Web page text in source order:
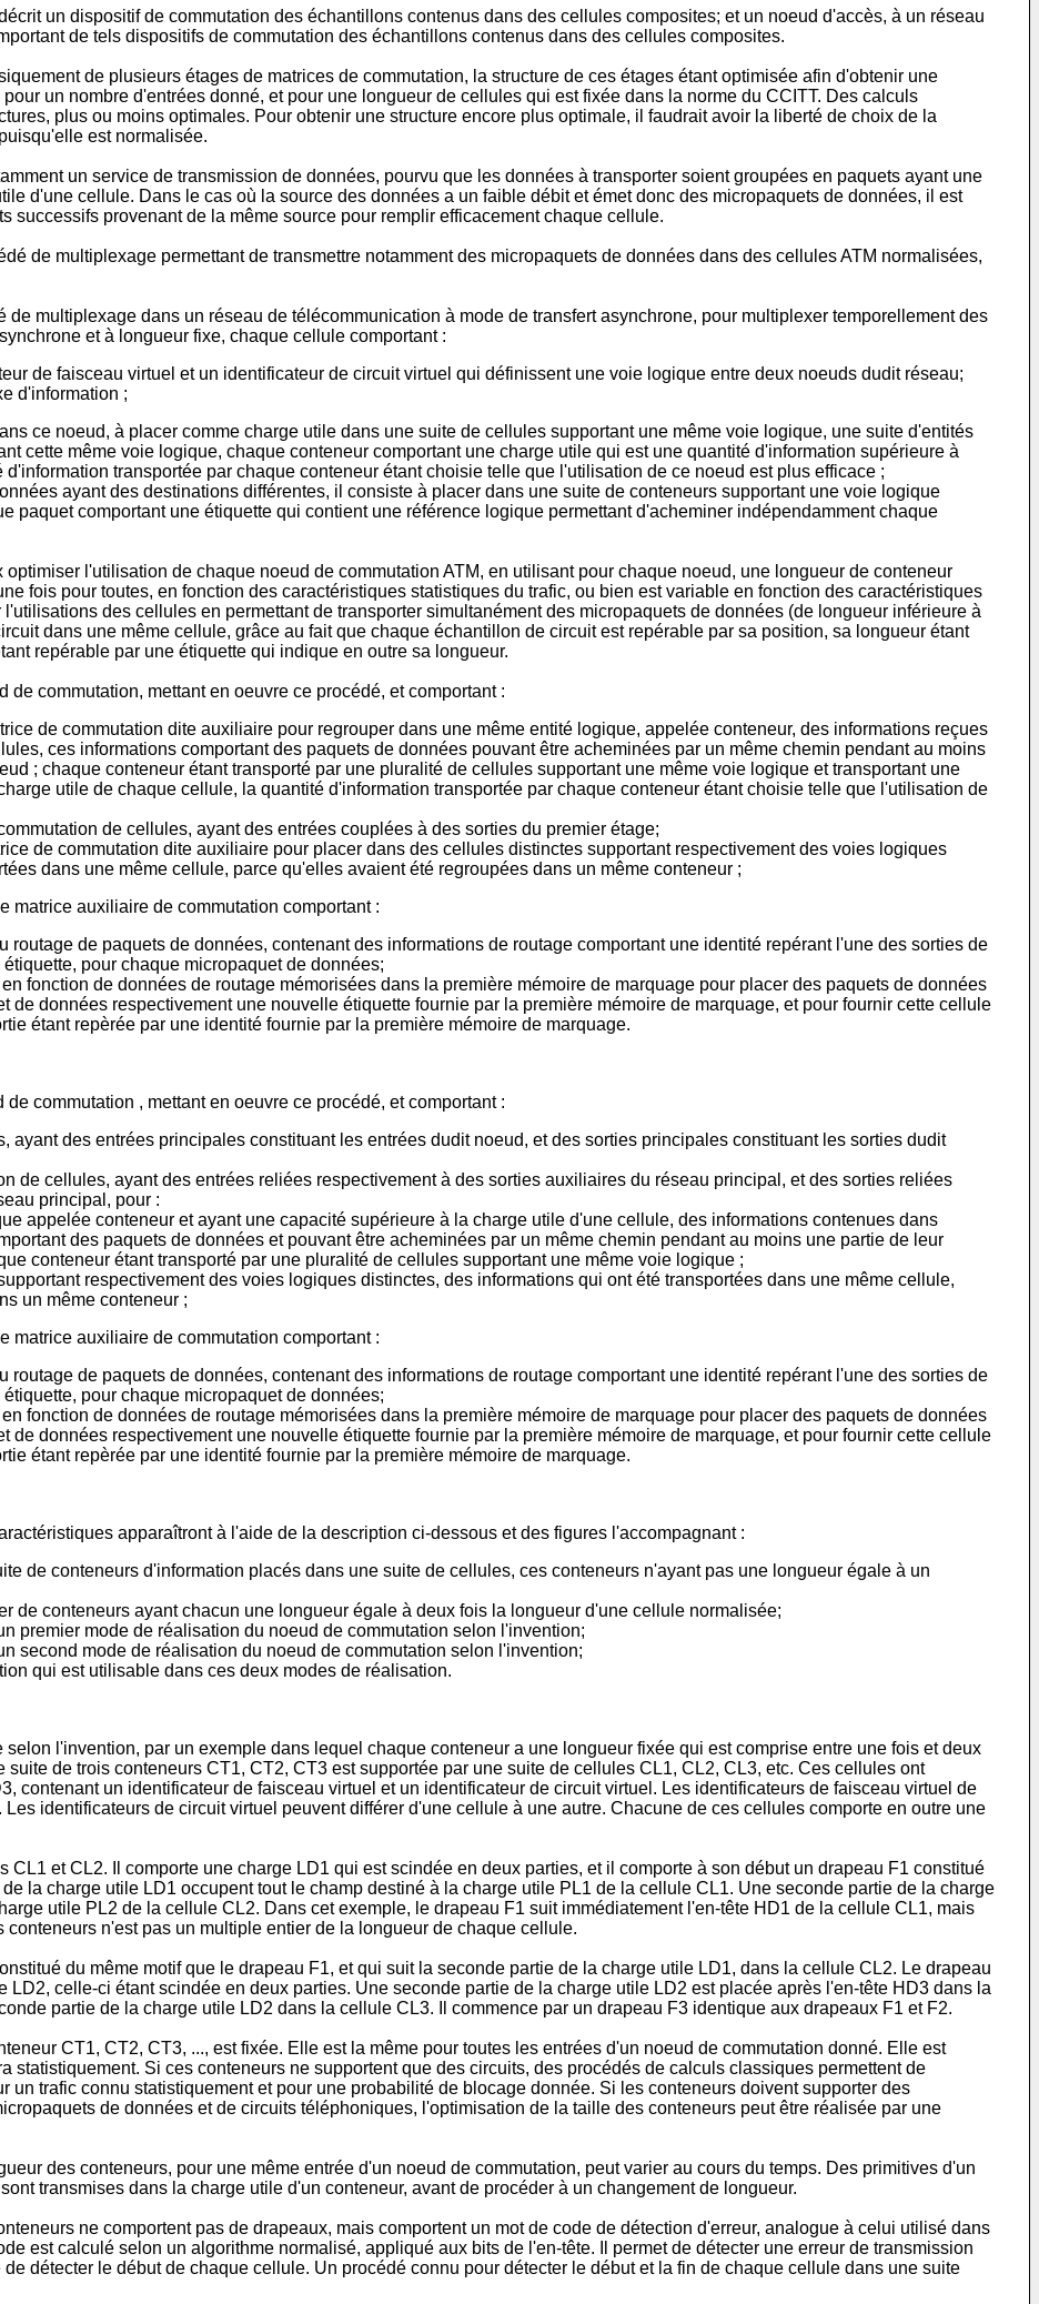
un dispositif de commutation des échantillons contenus dans des cellules composites; et un noeud d'accès, à un réseau
de tels dispositifs de commutation des échantillons contenus dans des cellules composites.
de plusieurs étages de matrices de commutation, la structure de ces étages étant optimisée afin d'obtenir une
un nombre d'entrées donné, et pour une longueur de cellules qui est fixée dans la norme du CCITT. Des calculs
plus ou moins optimales. Pour obtenir une structure encore plus optimale, il faudrait avoir la liberté de choix de la
est normalisée.
un service de transmission de données, pourvu que les données à transporter soient groupées en paquets ayant une
d'une cellule. Dans le cas où la source des données a un faible débit et émet donc des micropaquets de données, il est
successifs provenant de la même source pour remplir efficacement chaque cellule.
de multiplexage permettant de transmettre notamment des micropaquets de données dans des cellules ATM normalisées,
multiplexage dans un réseau de télécommunication à mode de transfert asynchrone, pour multiplexer temporellement des
et à longueur fixe, chaque cellule comportant :
de faisceau virtuel et un identificateur de circuit virtuel qui définissent une voie logique entre deux noeuds dudit réseau;
d'information ;
noeud, à placer comme charge utile dans une suite de cellules supportant une même voie logique, une suite d'entités
cette même voie logique, chaque conteneur comportant une charge utile qui est une quantité d'information supérieure à
transportée par chaque conteneur étant choisie telle que l'utilisation de ce noeud est plus efficace ;
ayant des destinations différentes, il consiste à placer dans une suite de conteneurs supportant une voie logique
paquet comportant une étiquette qui contient une référence logique permettant d'acheminer indépendamment chaque
l'utilisation de chaque noeud de commutation ATM, en utilisant pour chaque noeud, une longueur de conteneur
fois pour toutes, en fonction des caractéristiques statistiques du trafic, ou bien est variable en fonction des caractéristiques
des cellules en permettant de transporter simultanément des micropaquets de données (de longueur inférieure à
dans une même cellule, grâce au fait que chaque échantillon de circuit est repérable par sa position, sa longueur étant
repérable par une étiquette qui indique en outre sa longueur.
commutation, mettant en oeuvre ce procédé, et comportant :
de commutation dite auxiliaire pour regrouper dans une même entité logique, appelée conteneur, des informations reçues
ces informations comportant des paquets de données pouvant être acheminées par un même chemin pendant au moins
; chaque conteneur étant transporté par une pluralité de cellules supportant une même voie logique et transportant une
utile de chaque cellule, la quantité d'information transportée par chaque conteneur étant choisie telle que l'utilisation de
de cellules, ayant des entrées couplées à des sorties du premier étage;
de commutation dite auxiliaire pour placer dans des cellules distinctes supportant respectivement des voies logiques
dans une même cellule, parce qu'elles avaient été regroupées dans un même conteneur ;
matrice auxiliaire de commutation comportant :
routage de paquets de données, contenant des informations de routage comportant une identité repérant l'une des sorties de
pour chaque micropaquet de données;
fonction de données de routage mémorisées dans la première mémoire de marquage pour placer des paquets de données
de données respectivement une nouvelle étiquette fournie par la première mémoire de marquage, et pour fournir cette cellule
étant repèrée par une identité fournie par la première mémoire de marquage.
commutation , mettant en oeuvre ce procédé, et comportant :
ayant des entrées principales constituant les entrées dudit noeud, et des sorties principales constituant les sorties dudit
de cellules, ayant des entrées reliées respectivement à des sorties auxiliaires du réseau principal, et des sorties reliées
principal, pour :
appelée conteneur et ayant une capacité supérieure à la charge utile d'une cellule, des informations contenues dans
des paquets de données et pouvant être acheminées par un même chemin pendant au moins une partie de leur
conteneur étant transporté par une pluralité de cellules supportant une même voie logique ;
respectivement des voies logiques distinctes, des informations qui ont été transportées dans une même cellule,
un même conteneur ;
matrice auxiliaire de commutation comportant :
routage de paquets de données, contenant des informations de routage comportant une identité repérant l'une des sorties de
pour chaque micropaquet de données;
fonction de données de routage mémorisées dans la première mémoire de marquage pour placer des paquets de données
de données respectivement une nouvelle étiquette fournie par la première mémoire de marquage, et pour fournir cette cellule
étant repèrée par une identité fournie par la première mémoire de marquage.
apparaîtront à l'aide de la description ci-dessous et des figures l'accompagnant :
de conteneurs d'information placés dans une suite de cellules, ces conteneurs n'ayant pas une longueur égale à un
de conteneurs ayant chacun une longueur égale à deux fois la longueur d'une cellule normalisée;
premier mode de réalisation du noeud de commutation selon l'invention;
second mode de réalisation du noeud de commutation selon l'invention;
qui est utilisable dans ces deux modes de réalisation.
l'invention, par un exemple dans lequel chaque conteneur a une longueur fixée qui est comprise entre une fois et deux
de trois conteneurs CT1, CT2, CT3 est supportée par une suite de cellules CL1, CL2, CL3, etc. Ces cellules ont
contenant un identificateur de faisceau virtuel et un identificateur de circuit virtuel. Les identificateurs de faisceau virtuel de
identificateurs de circuit virtuel peuvent différer d'une cellule à une autre. Chacune de ces cellules comporte en outre une
CL1 et CL2. Il comporte une charge LD1 qui est scindée en deux parties, et il comporte à son début un drapeau F1 constitué
la charge utile LD1 occupent tout le champ destiné à la charge utile PL1 de la cellule CL1. Une seconde partie de la charge
utile PL2 de la cellule CL2. Dans cet exemple, le drapeau F1 suit immédiatement l'en-tête HD1 de la cellule CL1, mais
n'est pas un multiple entier de la longueur de chaque cellule.
du même motif que le drapeau F1, et qui suit la seconde partie de la charge utile LD1, dans la cellule CL2. Le drapeau
LD2, celle-ci étant scindée en deux parties. Une seconde partie de la charge utile LD2 est placée après l'en-tête HD3 dans la
partie de la charge utile LD2 dans la cellule CL3. Il commence par un drapeau F3 identique aux drapeaux F1 et F2.
CT1, CT2, CT3, ..., est fixée. Elle est la même pour toutes les entrées d'un noeud de commutation donné. Elle est
statistiquement. Si ces conteneurs ne supportent que des circuits, des procédés de calculs classiques permettent de
un trafic connu statistiquement et pour une probabilité de blocage donnée. Si les conteneurs doivent supporter des
de données et de circuits téléphoniques, l'optimisation de la taille des conteneurs peut être réalisée par une
des conteneurs, pour une même entrée d'un noeud de commutation, peut varier au cours du temps. Des primitives d'un
transmises dans la charge utile d'un conteneur, avant de procéder à un changement de longueur.
ne comportent pas de drapeaux, mais comportent un mot de code de détection d'erreur, analogue à celui utilisé dans
est calculé selon un algorithme normalisé, appliqué aux bits de l'en-tête. Il permet de détecter une erreur de transmission
détecter le début de chaque cellule. Un procédé connu pour détecter le début et la fin de chaque cellule dans une suite